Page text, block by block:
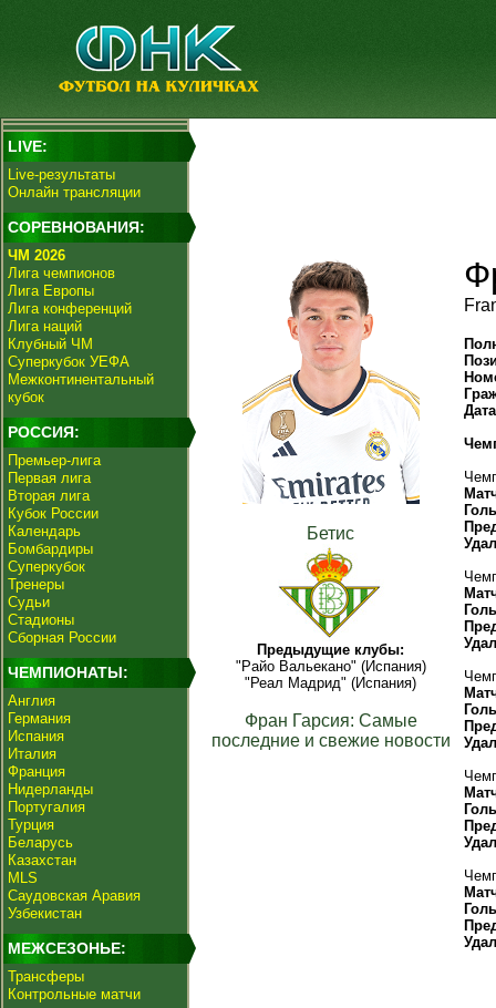
LIVE:
Live-результаты
Онлайн трансляции
СОРЕВНОВАНИЯ:
ЧМ 2026
Лига чемпионов
Лига Европы
Лига конференций
Лига наций
Клубный ЧМ
Суперкубок УЕФА
Межконтинентальный
кубок
РОССИЯ:
Премьер-лига
Первая лига
Вторая лига
Кубок России
Календарь
Бомбардиры
Суперкубок
Тренеры
Судьи
Стадионы
Сборная России
ЧЕМПИОНАТЫ:
Англия
Германия
Испания
Италия
Франция
Нидерланды
Португалия
Турция
Беларусь
Казахстан
MLS
Саудовская Аравия
Узбекистан
МЕЖСЕЗОНЬЕ:
Трансферы
Контрольные матчи
Бетис
Предыдущие клубы:
"Райо Вальекано" (Испания)
"Реал Мадрид" (Испания)
Фран Гарсия: Самые
последние и свежие новости